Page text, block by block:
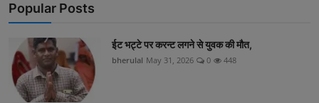
Popular Posts
ईट भट्टे पर करन्ट लगने से युवक की मौत,
bherulal May 31, 2026 0 448